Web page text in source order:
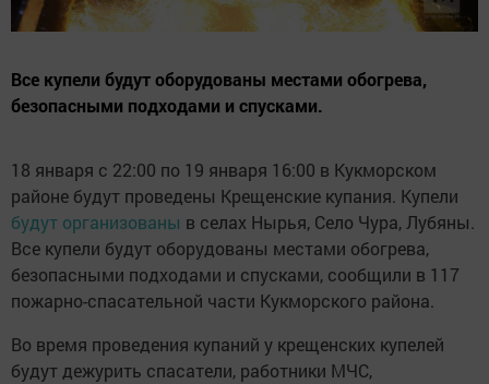
Все купели будут оборудованы местами обогрева,
безопасными подходами и спусками.
18 января с 22:00 по 19 января 16:00 в Кукморском
районе будут проведены Крещенские купания. Купели
будут организованы в селах Нырья, Село Чура, Лубяны.
Все купели будут оборудованы местами обогрева,
безопасными подходами и спусками, сообщили в 117
пожарно-спасательной части Кукморского района.
Во время проведения купаний у крещенских купелей
будут дежурить спасатели, работники МЧС,